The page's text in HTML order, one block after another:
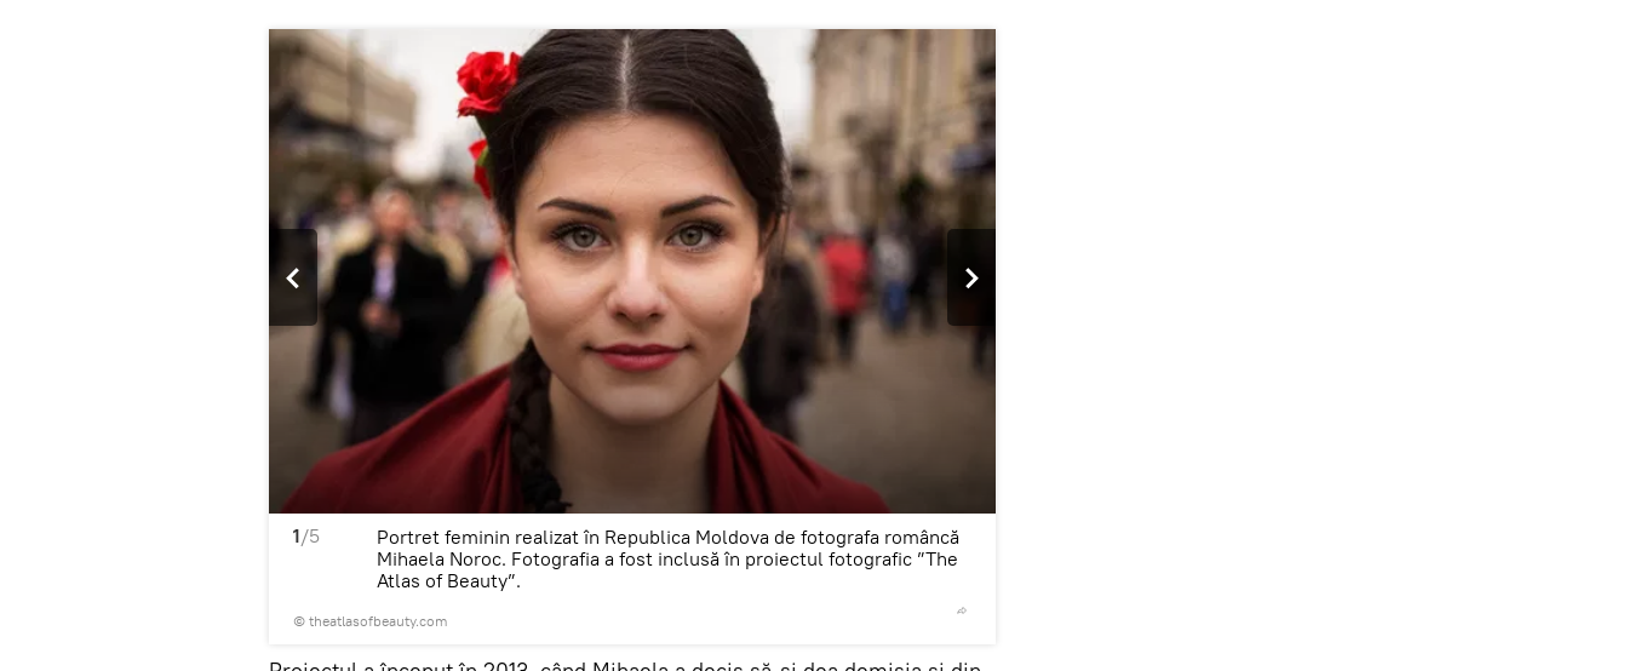
1/5
© theatlasofbeauty.com
Portret feminin realizat în Republica Moldova de fotografa româncă
Mihaela Noroc. Fotografia a fost inclusă în proiectul fotografic ”The
Atlas of Beauty”.